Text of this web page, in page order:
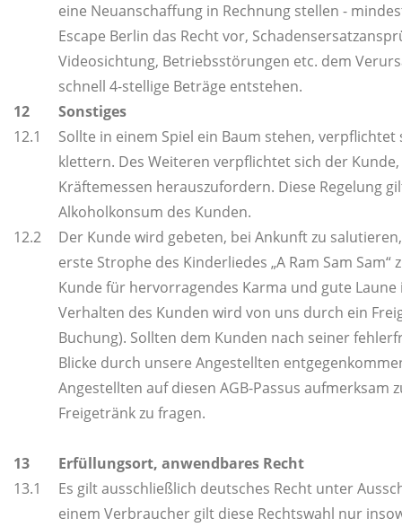
eine Neuanschaffung in Rechnung stellen -
Escape Berlin das Recht vor,
Videosichtung, Betriebsstörungen etc. dem
schnell 4-stellige Beträge entstehen.
12
Sonstiges
12.1
Sollte in einem Spiel ein Baum stehen,
klettern. Des Weiteren verpflichtet sich der
Kräftemessen herauszufordern. Diese Regelung
Alkoholkonsum des Kunden.
12.2
Der Kunde wird gebeten, bei Ankunft zu
erste Strophe des Kinderliedes „A Ram Sam
Kunde für hervorragendes Karma und gute
Verhalten des Kunden wird von uns durch ein
Buchung). Sollten dem Kunden nach seiner
Blicke durch unsere Angestellten
Angestellten auf diesen AGB-Passus aufmerksam
Freigetränk zu fragen.
13
Erfüllungsort, anwendbares Recht
13.1
Es gilt ausschließlich deutsches Recht unter
einem Verbraucher gilt diese Rechtswahl nur